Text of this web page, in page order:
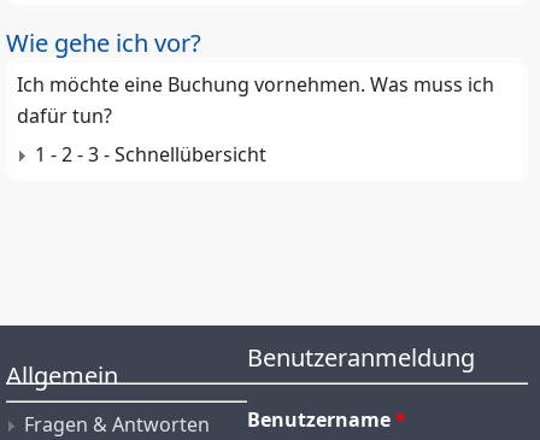
Wie gehe ich vor?
Ich möchte eine Buchung vornehmen. Was muss ich
dafür tun?
1 - 2 - 3 - Schnellübersicht
Allgemein
Fragen & Antworten
Benutzeranmeldung
Benutzername*